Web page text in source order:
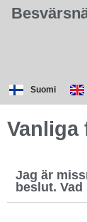
Suomi
Vanliga
Jag är
beslut.